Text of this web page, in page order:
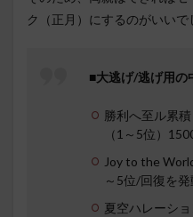
ク（正月）にするのがいいで
■大逃げ/逃げ用の
勝利へ至ル累
（1～5位）
Joy to the
～5位/回復を
夏空ハレーシ